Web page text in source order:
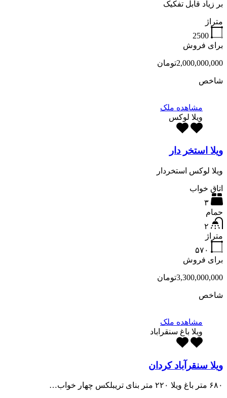
بر زیاد قابل تفکیک
متراژ
2500
برای فروش
2,000,000,000تومان
شاخص
مشاهده ملک
ویلا لوکس
ویلا استخر دار
ویلا لوکس استخردار
اتاق خواب
۳
حمام
۲
متراژ
۵۷۰
برای فروش
3,300,000,000تومان
شاخص
مشاهده ملک
ویلا باغ سنقراباد
ویلا سنقرآباد کردان
۶۸۰ متر باغ ویلا ۲۲۰ متر بنای تریبلکس چهار خواب…